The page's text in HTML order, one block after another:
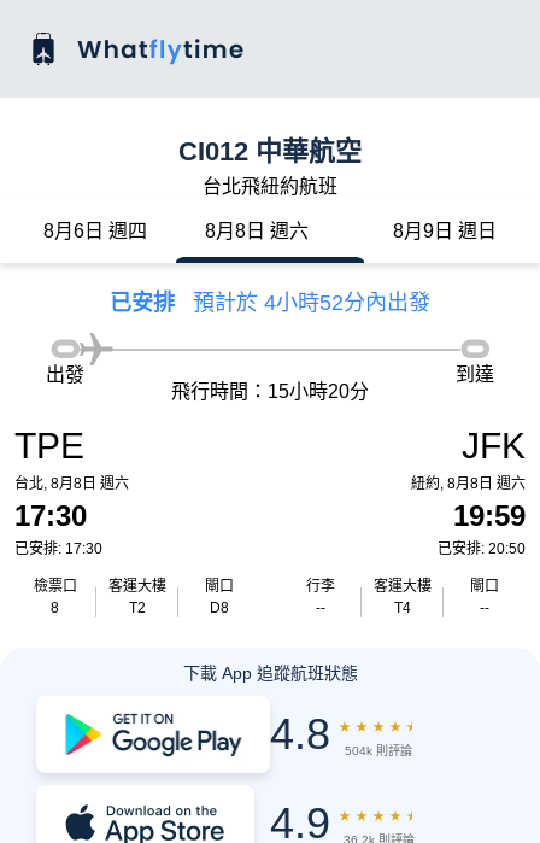
CI012 中華航空
台北飛紐約航班
8月6日 週四 8月8日 週六 8月9日 週日
已安排 預計於 4小時52分內出發
TPE
台北, 8月8日 週六
17:30
已安排: 17:30
檢票口
8
客運大樓
T2
閘口
D8
出發
飛行時間：15小時20分
到達
JFK
紐約, 8月8日 週六
19:59
已安排: 20:50
行李
--
客運大樓
T4
閘口
--
下載 App 追蹤航班狀態
4.8 ★ ★ ★ ★ ★
504k 則評論
4.9 ★ ★ ★ ★ ★
36.2k 則評論